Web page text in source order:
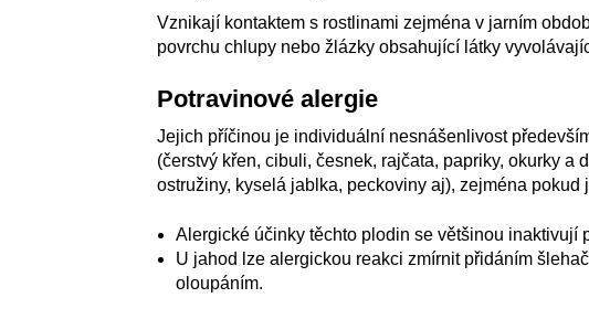
Vznikají kontaktem s rostlinami zejména v jarním
povrchu chlupy nebo žlázky obsahující látky
Potravinové alergie
Jejich příčinou je individuální nesnášenlivost
(čerstvý křen, cibuli, česnek, rajčata, papriky, okurky a
ostružiny, kyselá jablka, peckoviny aj), zejména pokud
Alergické účinky těchto plodin se většinou inaktivují
U jahod lze alergickou reakci zmírnit přidáním
oloupáním.